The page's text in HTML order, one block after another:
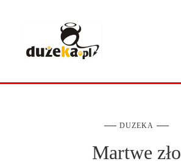
DUZEKA
Martwe zło